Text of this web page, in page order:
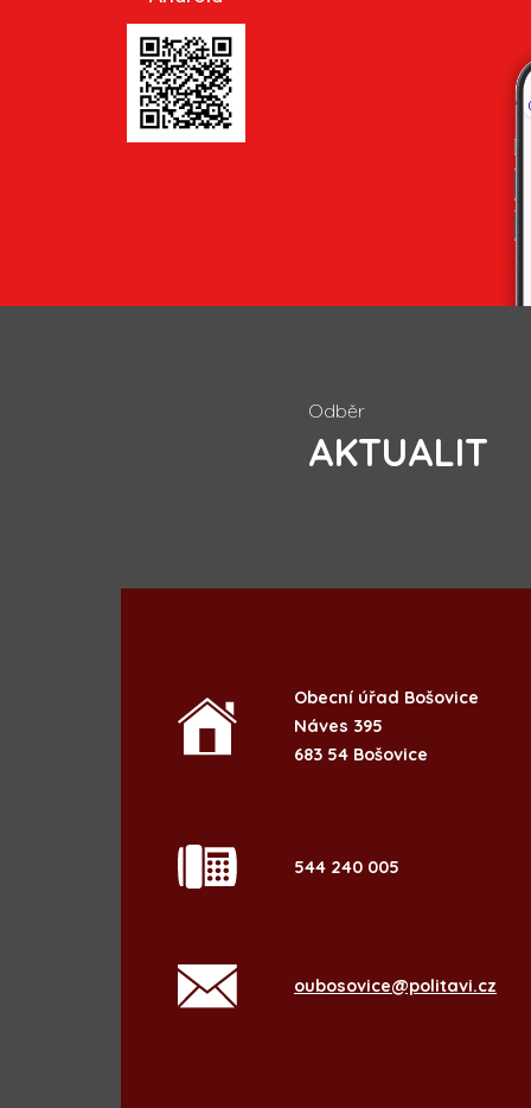
Odběr
AKTUALIT
Obecní úřad Bošovice
Náves 395
683 54 Bošovice
544 240 005
oubosovice@politavi.cz